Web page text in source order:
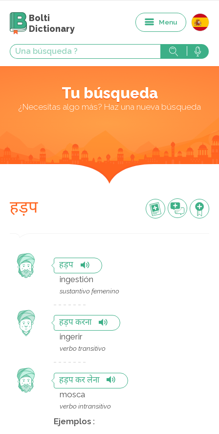
Bolti
Dictionary
Menu
Tu búsqueda
¿Necesitas algo más? Haz una nueva búsqueda
हड़प
हड़प
ingestión
sustantivo femenino
हड़प करना
ingerir
verbo transitivo
हड़प कर लेना
mosca
verbo intransitivo
Ejemplos :